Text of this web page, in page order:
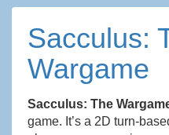
Sacculus:
Wargame
Sacculus: The
game. It’s a 2D turn-